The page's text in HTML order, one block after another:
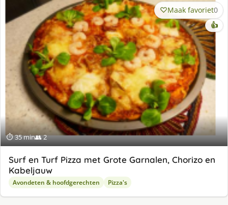
⏱ 35 min👥 2
Maak favoriet0
👍
Surf en Turf Pizza met Grote Garnalen, Chorizo en
Kabeljauw
Avondeten & hoofdgerechten Pizza's